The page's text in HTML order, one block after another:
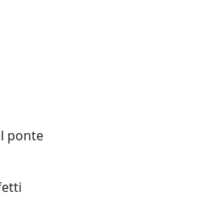
ponte